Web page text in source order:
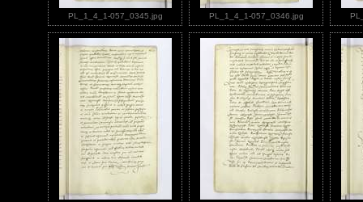
PL_1_4_1-057_0345.jpg PL_1_4_1-057_0346.jpg